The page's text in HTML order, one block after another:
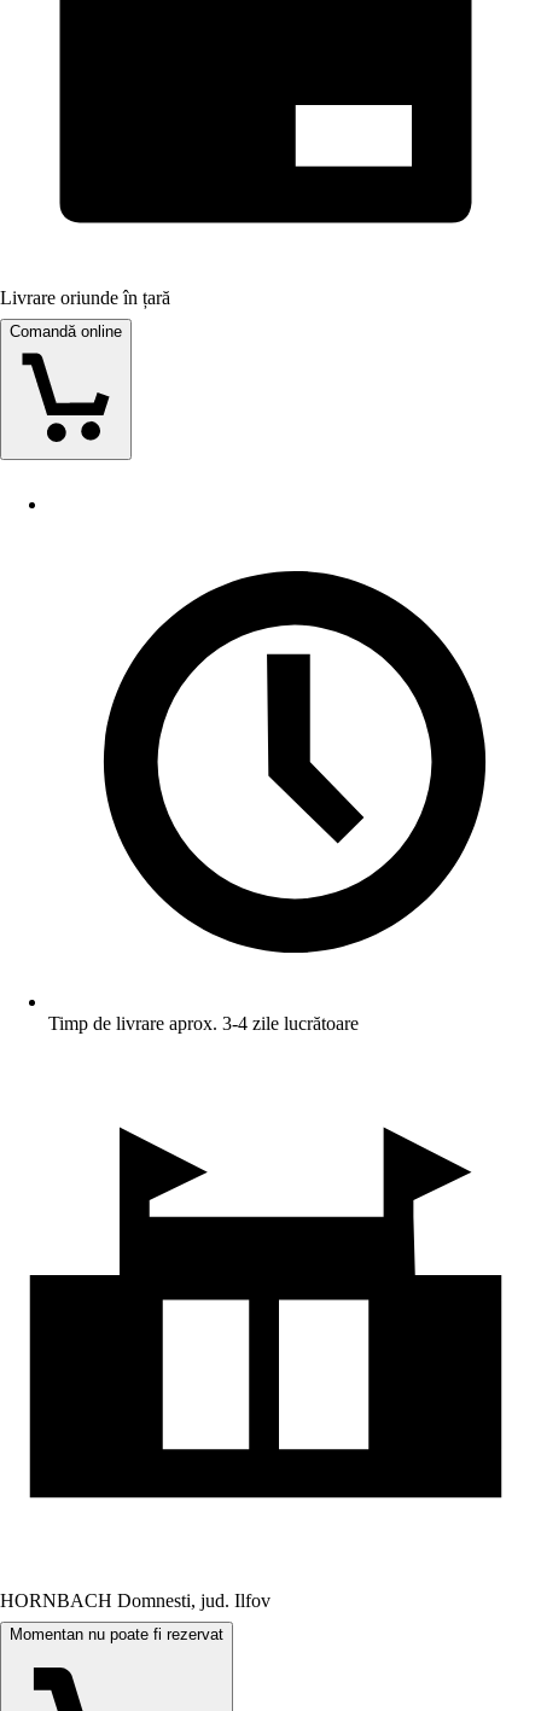
Livrare oriunde în țară
Comandă online
Timp de livrare aprox. 3-4 zile lucrătoare
HORNBACH Domnesti, jud. Ilfov
Momentan nu poate fi rezervat